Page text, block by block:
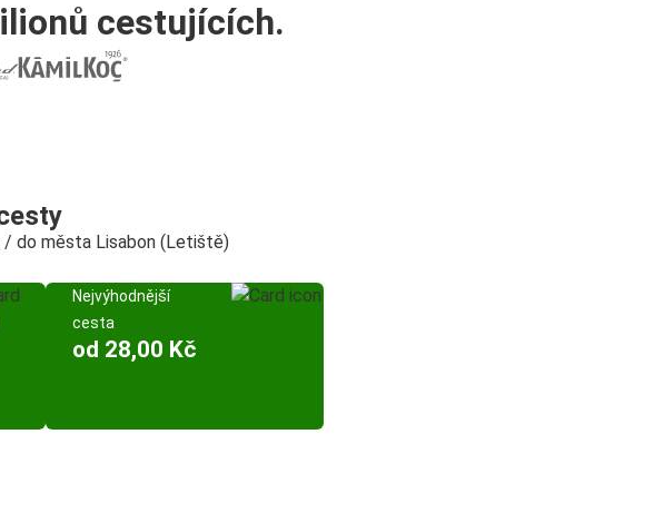
cestujících.
/ do města Lisabon (Letiště)
Nejvýhodnější
cesta
od 28,00 Kč